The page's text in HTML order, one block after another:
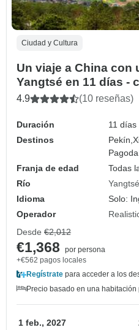
Ciudad y Cultura
Un viaje a China con
Yangtsé en 11 días -
4.9 (10 reseñas)
Duración
11 días
Destinos
Pekín,
Franja de edad
Todas
Río
Yangtsé
Idioma
Solo:
Operador
Desde €2,012
€1,368
por persona
+€562 pagos locales
Regístrate para acceder a los
Precio basado en una habitación
1 feb., 2027